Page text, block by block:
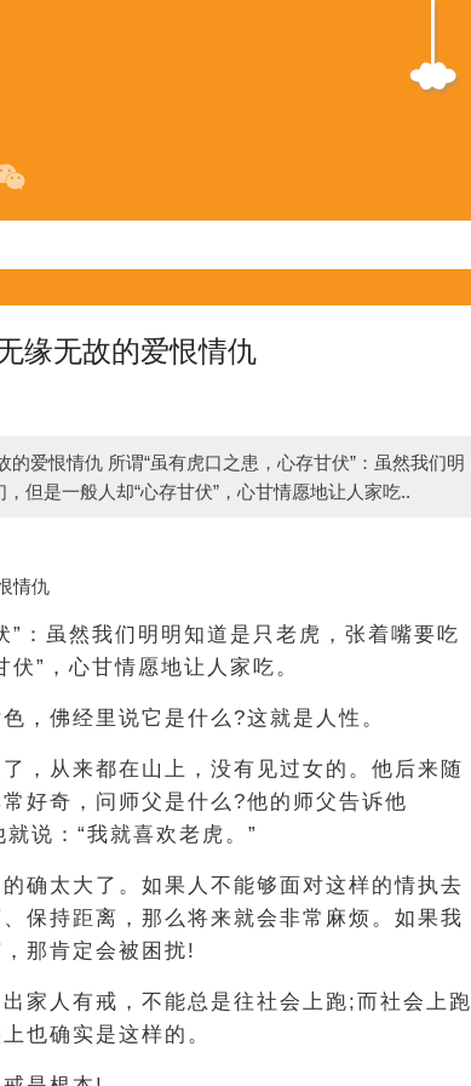
缘无故的爱恨情仇
爱恨情仇 所谓“虽有虎口之患，心存甘伏”：虽然我们明
但是一般人却“心存甘伏”，心甘情愿地让人家吃..
情仇
”：虽然我们明明知道是只老虎，张着嘴要吃
”，心甘情愿地让人家吃。
，佛经里说它是什么?这就是人性。
，从来都在山上，没有见过女的。他后来随
好奇，问师父是什么?他的师父告诉他
说：“我就喜欢老虎。”
确太大了。如果人不能够面对这样的情执去
保持距离，那么将来就会非常麻烦。如果我
那肯定会被困扰!
家人有戒，不能总是往社会上跑;而社会上跑
也确实是这样的。